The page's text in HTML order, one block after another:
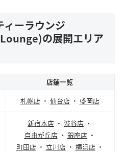
ィーラウンジ
の展開エリア
店舗一覧
札幌店・ 仙台店・ 盛岡店
新宿本店 ・ 渋谷店 ・
自由が丘店・ 銀座店・
町田店・ 立川店・ 横浜店・